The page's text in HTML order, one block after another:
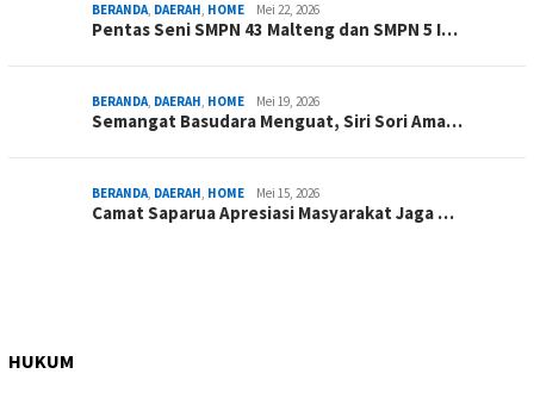
BERANDA, DAERAH, HOME Mei 22, 2026
Pentas Seni SMPN 43 Malteng dan SMPN 5 I…
BERANDA, DAERAH, HOME Mei 19, 2026
Semangat Basudara Menguat, Siri Sori Ama…
BERANDA, DAERAH, HOME Mei 15, 2026
Camat Saparua Apresiasi Masyarakat Jaga …
HUKUM